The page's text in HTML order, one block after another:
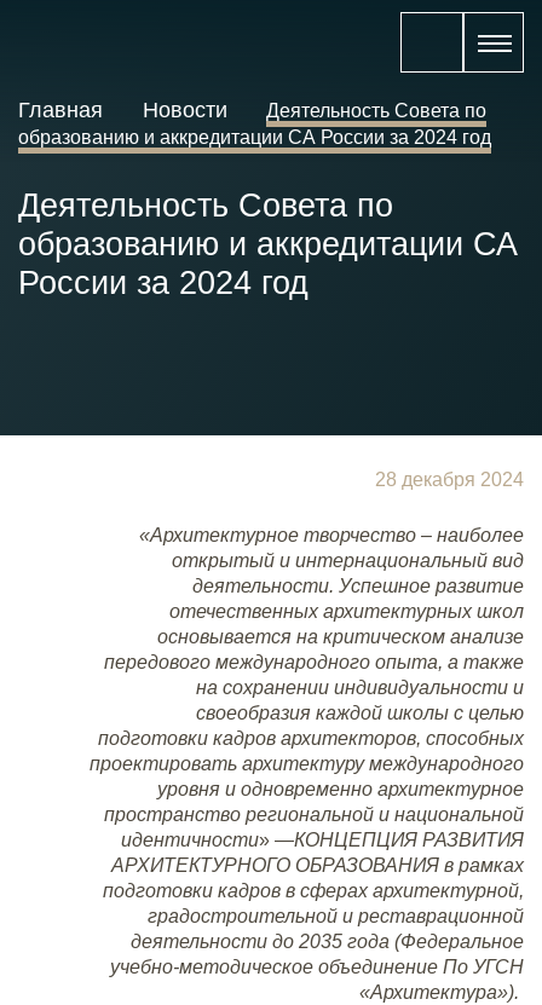
Главная Новости
Деятельность Совета по
образованию и аккредитации СА России за 2024 год
Деятельность Совета по
образованию и аккредитации СА
России за 2024 год
28 декабря 2024
«Архитектурное творчество – наиболее
открытый и интернациональный вид
деятельности. Успешное развитие
отечественных архитектурных школ
основывается на критическом анализе
передового международного опыта, а также
на сохранении индивидуальности и
своеобразия каждой школы с целью
подготовки кадров архитекторов, способных
проектировать архитектуру международного
уровня и одновременно архитектурное
пространство региональной и национальной
идентичности» —КОНЦЕПЦИЯ РАЗВИТИЯ
АРХИТЕКТУРНОГО ОБРАЗОВАНИЯ в рамках
подготовки кадров в сферах архитектурной,
градостроительной и реставрационной
деятельности до 2035 года (Федеральное
учебно-методическое объединение По УГСН
«Архитектура»).